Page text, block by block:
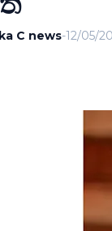
C news-12/05/